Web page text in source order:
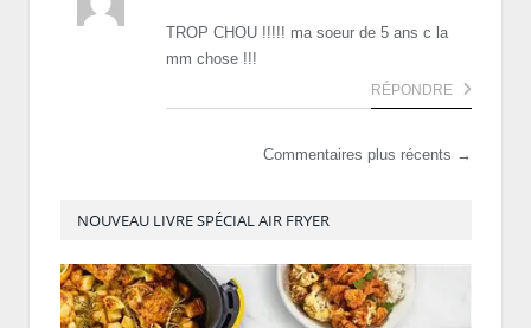
TROP CHOU !!!!! ma soeur de 5 ans c la
mm chose !!!
RÉPONDRE
Commentaires plus récents →
NOUVEAU LIVRE SPÉCIAL AIR FRYER